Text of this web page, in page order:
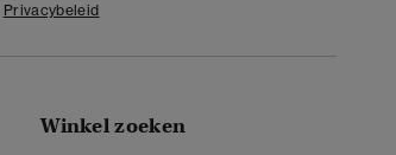
Privacybeleid
Winkel zoeken